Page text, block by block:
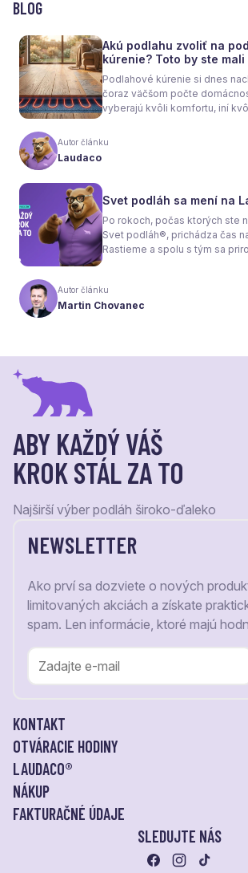
BLOG
Akú podlahu zvoliť na
kúrenie? Toto by ste mali
sa rozhodnete
Podlahové kúrenie si dnes
čoraz väčšom počte
vyberajú kvôli komfortu, iní
nielen na pocit tepla v
spotrebu energie a celkové
Autor článku
Laudaco
Svet podláh sa mení na
Po rokoch, počas ktorých ste
Svet podláh®, prichádza čas
Rastieme a spolu s tým sa
vizuálnou identitou. Naším
váš krok stál za to.
Autor článku
Martin Chovanec
ABY KAŽDÝ VÁŠ
KROK STÁL ZA TO
Najširší výber podláh široko-ďaleko
NEWSLETTER
Ako prví sa dozviete o nových
limitovaných akciách a získate
spam. Len informácie, ktoré majú
KONTAKT
OTVÁRACIE HODINY
LAUDACO®
NÁKUP
FAKTURAČNÉ ÚDAJE
SLEDUJTE NÁS